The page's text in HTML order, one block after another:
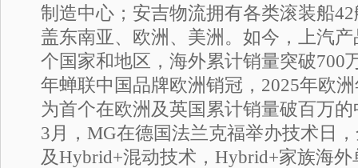
制造中心；安吉物流拥有各类滚装船
盖东南亚、欧洲、美洲。如今，上汽
个国家和地区，海外累计销量突破700
年蝉联中国品牌欧洲销冠，2025年欧
为首个在欧洲及英国累计销量破百万
3月，MG在德国法兰克福举办技术日
及Hybrid+混动技术，Hybrid+家族海